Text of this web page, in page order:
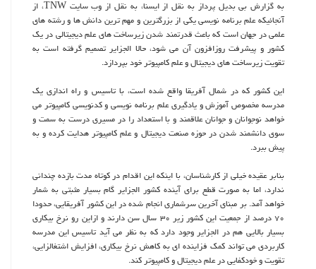
به گزارش بی بدیل پرداز به نقل از ایسنا، به نقل از وب سایت TNW، از
آنجائیكه علم برنامه نویسی یكی از بزرگترین و مهم ترین دانش ها و رشته های
علمی در جهان است كه باعث قدرتمند شدن زیرساخت های علم دیجیتالی در یك
كشور و پیشرفت روزافزون آن می شود، حالا الجزایر تصمیم گرفته است به
تقویت زیرساخت های دیجیتال و علم كامپیوتر خود بپردازد.
این كشور كه در شمال آفریقا واقع شده است، با تاسیس و راه اندازی یك
مدرسه مخصوص آموزش و یادگیری علم برنامه نویسی و كدنویسی كامپیوتر می
خواهد نوجوانان و جوانان علاقمند و با استعداد را در مسیری درست به سمت و
سوی دانشمند شدن در حوزه صنعت دیجیتال و علم كامپیوتر هدایت كرده و به
پیش ببرد.
بنابر عقیده خیلی از كارشناسان، با اینكه این اقدام در كوتاه مدت بازده چندانی
ندارد، اما به صورت قطع برای آینده كشور الجزایر گام بسیار مثبتی به شمار
خواهد آمد. بر مبنای آخرین سرشماری انجام شده در این كشور آفریقایی، حدودا
۷۰ درصد از جمعیت این كشور زیر ۳۰ سال سن دارند و ازاین رو نرخ بیكاری
بسیار بالایی هم در الجزایر وجود دارد كه به نظر می آید تاسیس این مدرسه
كاربردی می تواند كمك فزاینده ای به كاهش نرخ بیكاری، افزایش اشتغالزایی،
تقویت و خودكفایی در علم دیجیتال و كامپیوتر كند.